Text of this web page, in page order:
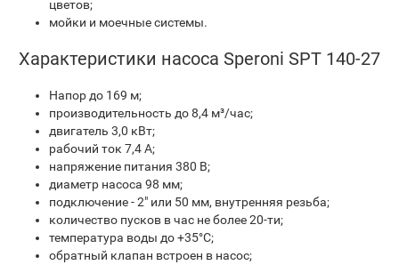
цветов;
мойки и моечные системы.
Характеристики насоса Speroni SPT 140-27
Напор до 169 м;
производительность до 8,4 м³/час;
двигатель 3,0 кВт;
рабочий ток 7,4 A;
напряжение питания 380 В;
диаметр насоса 98 мм;
подключение - 2" или 50 мм, внутренняя резьба;
количество пусков в час не более 20-ти;
температура воды до +35°С;
обратный клапан встроен в насос;